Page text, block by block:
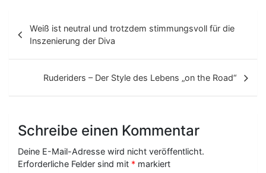
e
i
r
g
Weiß ist neutral und trotzdem stimmungsvoll für die
Inszenierung der Diva
Ruderiders – Der Style des Lebens „on the Road“
Schreibe einen Kommentar
Deine E-Mail-Adresse wird nicht veröffentlicht.
Erforderliche Felder sind mit * markiert